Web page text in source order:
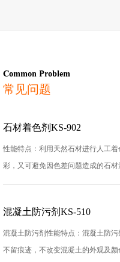
Common Problem
常见问题
石材着色剂KS-902
性能特点：利用天然石材进行人工
彩，又可避免因色差问题造成的石
混凝土防污剂KS-510
混凝土防污剂性能特点：混凝土防
不留痕迹，不改变混凝土的外观及